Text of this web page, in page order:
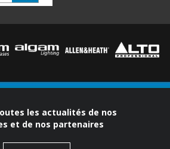
les actualités de nos
et de nos partenaires